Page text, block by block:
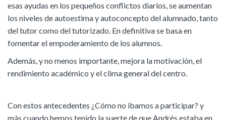
esas ayudas en los pequeños conflictos diarios, se aumentan
los niveles de autoestima y autoconcepto del alumnado, tanto
del tutor como del tutorizado. En definitiva se basa en
fomentar el empoderamiento de los alumnos.
Además, y no menos importante, mejora la motivación, el
rendimiento académico y el clima general del centro.
Con estos antecedentes ¿Cómo no ibamos a participar? y
más cuando hemos tenido la suerte de que Andrés estaba en